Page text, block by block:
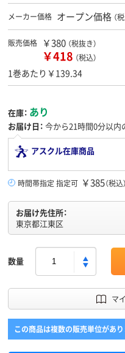
メーカー価格 オープン価格 （
販売価格 ￥380 （税抜き）
￥418 （税込）
1巻あたり￥139.34
在庫： あり
お届け日： 今から21時間0分以内
アスクル在庫商品
時間帯指定 指定可 ￥385（税込）
お届け先住所：
東京都江東区
数量
マ
この商品は複数の販売単位があ